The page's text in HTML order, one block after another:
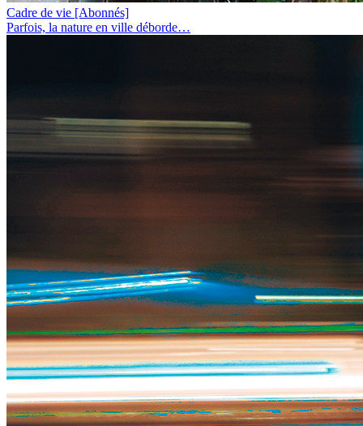
Cadre de vie [Abonnés]
Parfois, la nature en ville déborde…